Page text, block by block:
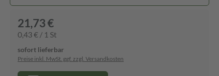
21,73 €
0,43 € / 1 St
sofort lieferbar
Preise inkl. MwSt. ggf. zzgl. Versandkosten